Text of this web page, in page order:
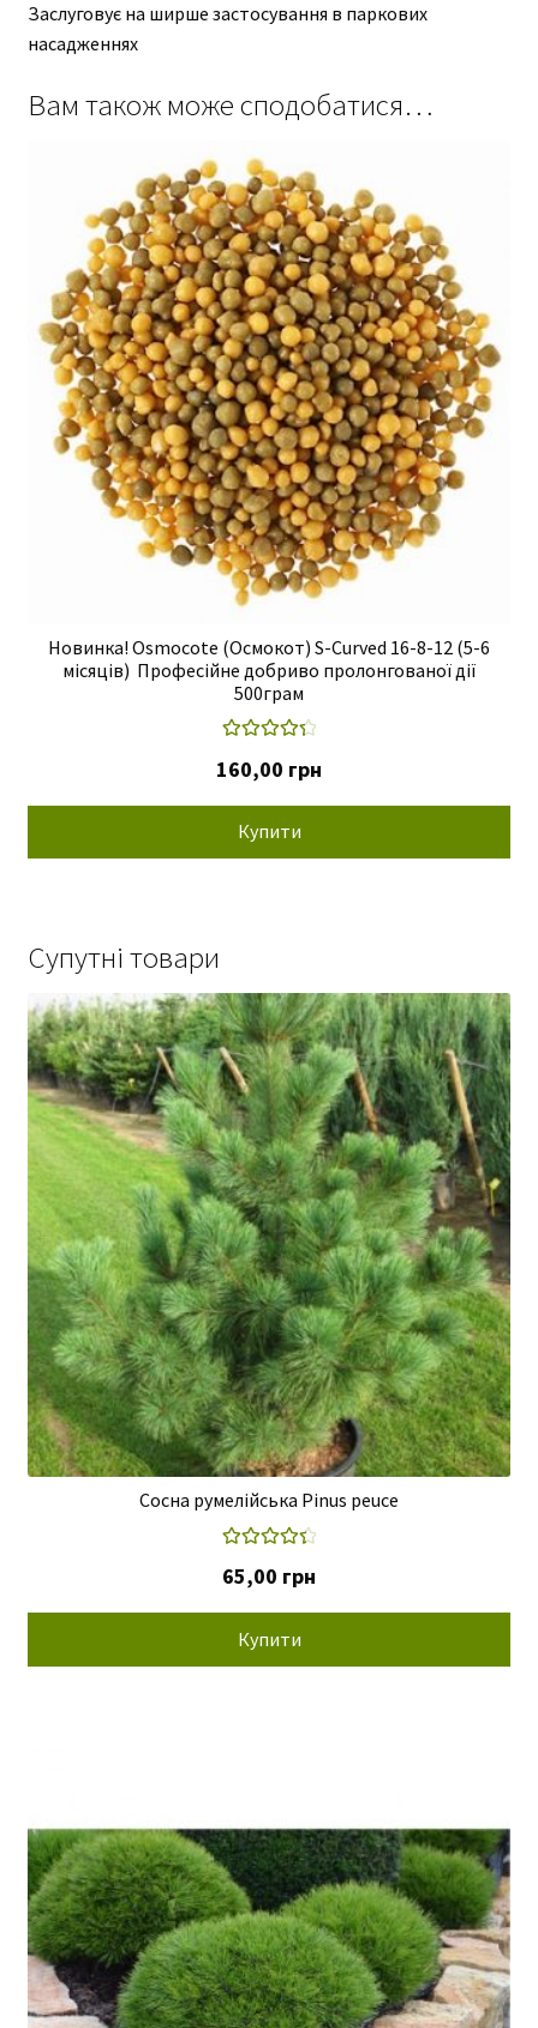
Заслуговує на ширше застосування в паркових
насадженнях
Вам також може сподобатися…
Новинка! Osmocote (Осмокот) S-Curved 16-8-12 (5-6
місяців) Професійне добриво пролонгованої дії
500грам
4.40з 5
160,00 грн
Купити
Супутні товари
Сосна румелійська Pinus peuce
4.50з 5
65,00 грн
Купити